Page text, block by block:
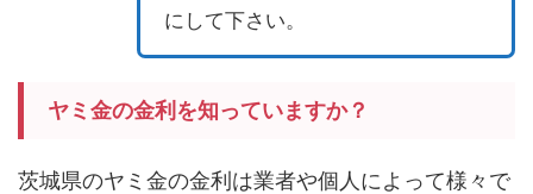
にして下さい。
ヤミ金の金利を知っていますか？
茨城県のヤミ金の金利は業者や個人によって様々で